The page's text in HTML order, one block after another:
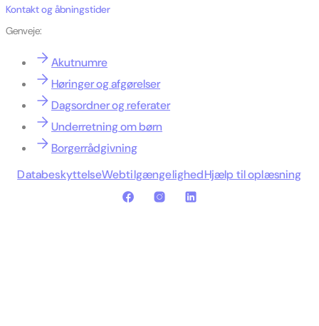
Kontakt og åbningstider
Genveje:
Akutnumre
Høringer og afgørelser
Dagsordner og referater
Underretning om børn
Borgerrådgivning
DatabeskyttelseWebtilgængelighedHjælp til oplæsning